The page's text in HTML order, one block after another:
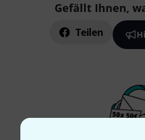
Gefällt Ihnen,
Teilen